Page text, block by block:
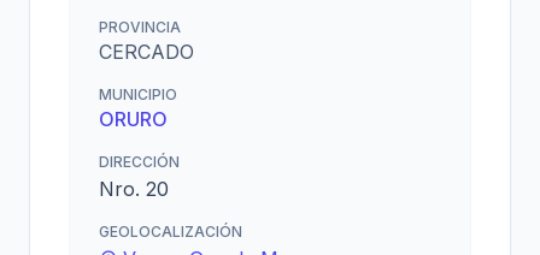
PROVINCIA
CERCADO
MUNICIPIO
ORURO
DIRECCIÓN
Nro. 20
GEOLOCALIZACIÓN